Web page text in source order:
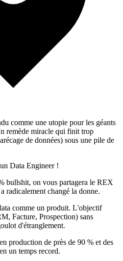
comme une utopie pour les géants
remède miracle qui finit trop
de données) sous une pile de
Data Engineer !
bullshit, on vous partagera le REX
radicalement changé la donne.
comme un produit. L'objectif
Facture, Prospection) sans
d'étranglement.
production de près de 90 % et des
un temps record.